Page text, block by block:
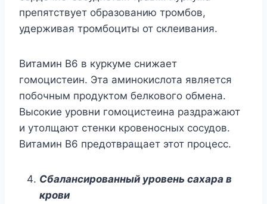
препятствует образованию тромбов,
удерживая тромбоциты от склеивания.
Витамин B6 в куркуме снижает
гомоцистеин. Эта аминокислота является
побочным продуктом белкового обмена.
Высокие уровни гомоцистеина раздражают
и утолщают стенки кровеносных сосудов.
Витамин B6 предотвращает этот процесс.
Сбалансированный уровень сахара в
крови